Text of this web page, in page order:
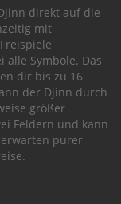
direkt auf die
mit
alle Symbole. Das
dir bis zu 16
der Djinn durch
größer
Feldern und kann
purer